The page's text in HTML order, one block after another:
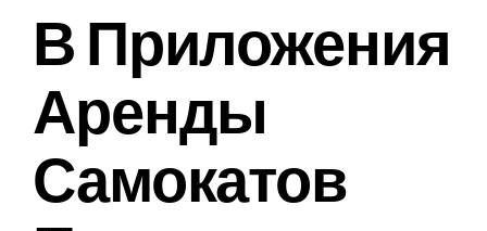
В Приложения
Аренды
Самокатов